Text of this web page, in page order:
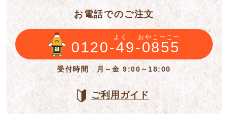
お電話でのご注文
よく おやこーこー
0120-49-0855
受付時間 月～金 9:00～18:00
ご利用ガイド